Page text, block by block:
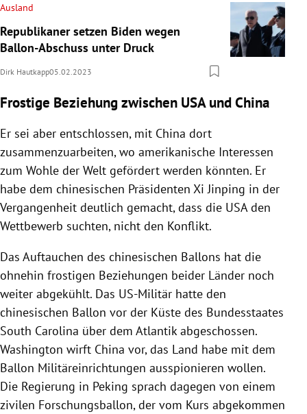
Ausland
Republikaner setzen Biden wegen
Ballon-Abschuss unter Druck
Dirk Hautkapp05.02.2023
Frostige Beziehung zwischen USA und China
Er sei aber entschlossen, mit China dort
zusammenzuarbeiten, wo amerikanische Interessen
zum Wohle der Welt gefördert werden könnten. Er
habe dem chinesischen Präsidenten Xi Jinping in der
Vergangenheit deutlich gemacht, dass die USA den
Wettbewerb suchten, nicht den Konflikt.
Das Auftauchen des chinesischen Ballons hat die
ohnehin frostigen Beziehungen beider Länder noch
weiter abgekühlt. Das US-Militär hatte den
chinesischen Ballon vor der Küste des Bundesstaates
South Carolina über dem Atlantik abgeschossen.
Washington wirft China vor, das Land habe mit dem
Ballon Militäreinrichtungen ausspionieren wollen.
Die Regierung in Peking sprach dagegen von einem
zivilen Forschungsballon, der vom Kurs abgekommen